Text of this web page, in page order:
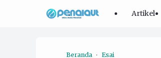
Artikel
Beranda Esai